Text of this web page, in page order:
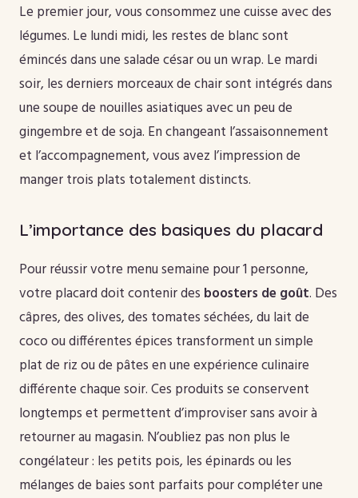
Le premier jour, vous consommez une cuisse avec des
légumes. Le lundi midi, les restes de blanc sont
émincés dans une salade césar ou un wrap. Le mardi
soir, les derniers morceaux de chair sont intégrés dans
une soupe de nouilles asiatiques avec un peu de
gingembre et de soja. En changeant l’assaisonnement
et l’accompagnement, vous avez l’impression de
manger trois plats totalement distincts.
L’importance des basiques du placard
Pour réussir votre menu semaine pour 1 personne,
votre placard doit contenir des boosters de goût. Des
câpres, des olives, des tomates séchées, du lait de
coco ou différentes épices transforment un simple
plat de riz ou de pâtes en une expérience culinaire
différente chaque soir. Ces produits se conservent
longtemps et permettent d’improviser sans avoir à
retourner au magasin. N’oubliez pas non plus le
congélateur : les petits pois, les épinards ou les
mélanges de baies sont parfaits pour compléter une